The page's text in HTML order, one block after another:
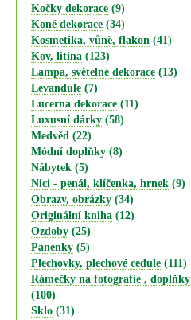
Kočky dekorace (9)
Koně dekorace (34)
Kosmetika, vůně, flakon (41)
Kov, litina (123)
Lampa, světelné dekorace (13)
Levandule (7)
Lucerna dekorace (11)
Luxusní dárky (58)
Medvěd (22)
Módní doplňky (8)
Nábytek (5)
Nici - penál, klíčenka, hrnek (9)
Obrazy, obrázky (34)
Originální kniha (12)
Ozdoby (25)
Panenky (5)
Plechovky, plechové cedule (111)
Rámečky na fotografie , doplňky
(100)
Sklo (31)